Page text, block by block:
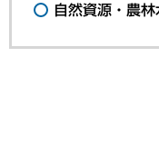
自然資源・農